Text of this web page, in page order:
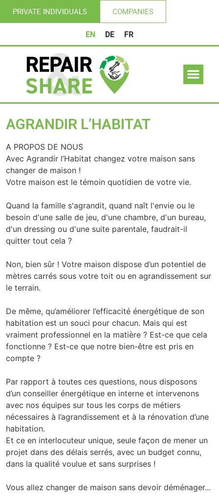
PRIVATE INDIVIDUALS COMPANIES
EN DE FR
AGRANDIR L’HABITAT
A PROPOS DE NOUS
Avec Agrandir l’Habitat changez votre maison sans
changer de maison !
Votre maison est le témoin quotidien de votre vie.
Quand la famille s'agrandit, quand naît l'envie ou le
besoin d'une salle de jeu, d'une chambre, d'un bureau,
d'un dressing ou d'une suite parentale, faudrait-il
quitter tout cela ?
Non, bien sûr ! Votre maison dispose d’un potentiel de
mètres carrés sous votre toit ou en agrandissement sur
le terrain.
De même, qu’améliorer l’efficacité énergétique de son
habitation est un souci pour chacun. Mais qui est
vraiment professionnel en la matière ? Est-ce que cela
fonctionne ? Est-ce que notre bien-être est pris en
compte ?
Par rapport à toutes ces questions, nous disposons
d’un conseiller énergétique en interne et intervenons
avec nos équipes sur tous les corps de métiers
nécessaires à l’agrandissement et à la rénovation d’une
habitation.
Et ce en interlocuteur unique, seule façon de mener un
projet dans des délais serrés, avec un budget connu,
dans la qualité voulue et sans surprises !
Vous allez changer de maison sans devoir déménager...